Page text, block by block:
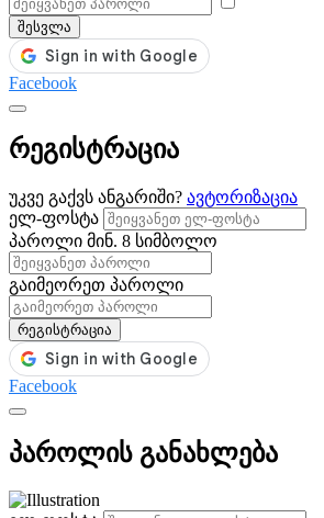
შესვლა
Facebook
რეგისტრაცია
უკვე გაქვს ანგარიში? ავტორიზაცია
ელ-ფოსტა
პაროლი მინ. 8 სიმბოლო
გაიმეორეთ პაროლი
რეგისტრაცია
Facebook
პაროლის განახლება